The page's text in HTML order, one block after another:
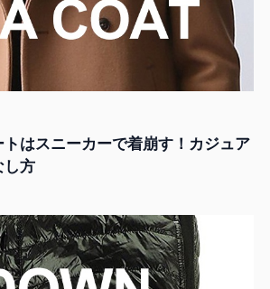
はスニーカーで着崩す！カジュア
し方